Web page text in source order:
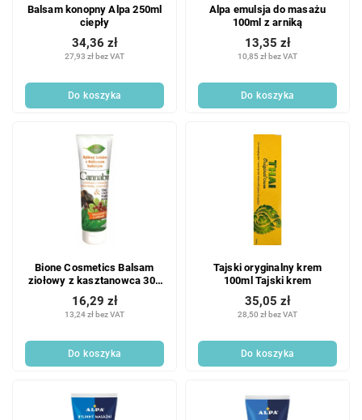
Balsam konopny Alpa 250ml
ciepły
27,93 zł bez VAT
34,36 zł
Do koszyka
Alpa emulsja do masażu
100ml z arniką
10,85 zł bez VAT
13,35 zł
Do koszyka
Bione Cosmetics Balsam
ziołowy z kasztanowca 300
13,24 zł bez VAT
16,29 zł
Do koszyka
Tajski oryginalny krem
100ml Tajski krem
28,50 zł bez VAT
35,05 zł
Do koszyka